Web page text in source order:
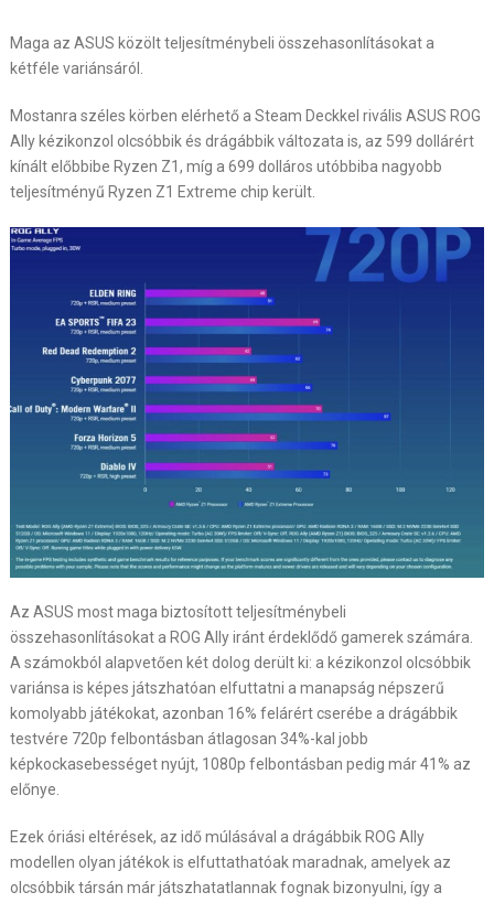
Maga az ASUS közölt teljesítménybeli összehasonlításokat a
kétféle variánsáról.
Mostanra széles körben elérhető a Steam Deckkel rivális ASUS ROG
Ally kézikonzol olcsóbbik és drágábbik változata is, az 599 dollárért
kínált előbbibe Ryzen Z1, míg a 699 dolláros utóbbiba nagyobb
teljesítményű Ryzen Z1 Extreme chip került.
Az ASUS most maga biztosított teljesítménybeli
összehasonlításokat a ROG Ally iránt érdeklődő gamerek számára.
A számokból alapvetően két dolog derült ki: a kézikonzol olcsóbbik
variánsa is képes játszhatóan elfuttatni a manapság népszerű
komolyabb játékokat, azonban 16% felárért cserébe a drágábbik
testvére 720p felbontásban átlagosan 34%-kal jobb
képkockasebességet nyújt, 1080p felbontásban pedig már 41% az
előnye.
Ezek óriási eltérések, az idő múlásával a drágábbik ROG Ally
modellen olyan játékok is elfuttathatóak maradnak, amelyek az
olcsóbbik társán már játszhatatlannak fognak bizonyulni, így a